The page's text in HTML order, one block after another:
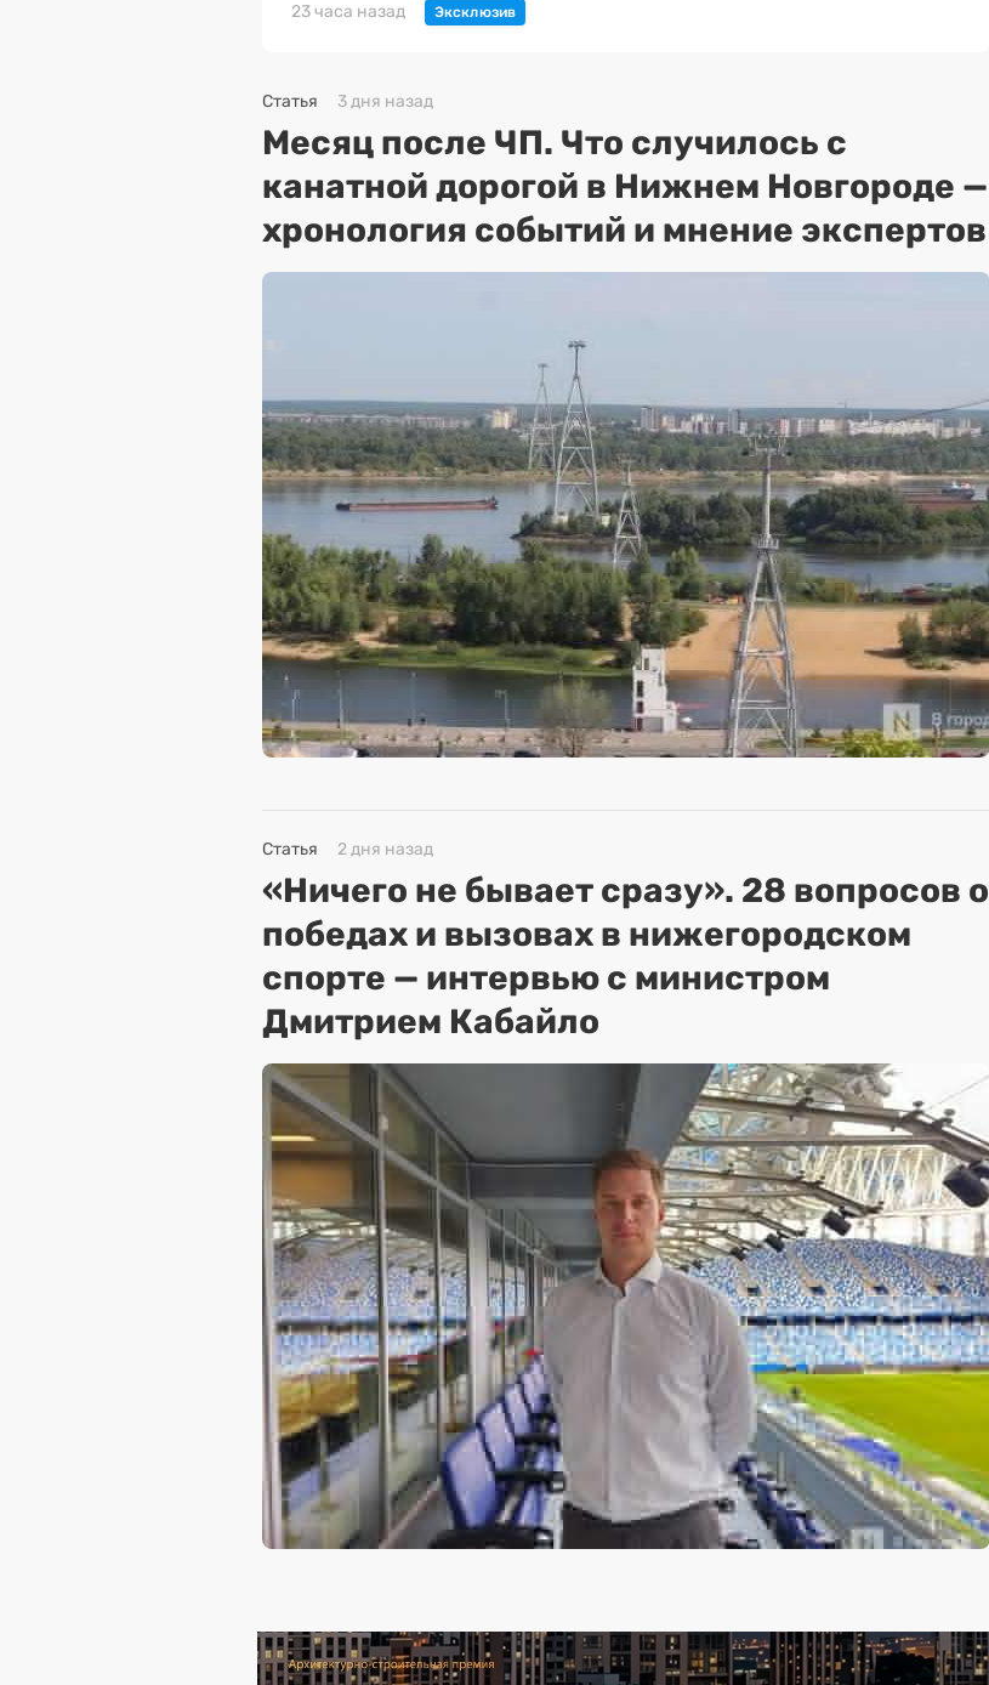
23 часа назад
Статья 3 дня назад
Месяц после ЧП. Что случилось с
канатной дорогой в Нижнем Новгороде —
хронология событий и мнение экспертов
Статья 2 дня назад
«Ничего не бывает сразу». 28 вопросов о
победах и вызовах в нижегородском
спорте — интервью с министром
Дмитрием Кабайло